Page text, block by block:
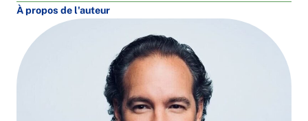
À propos de l'auteur